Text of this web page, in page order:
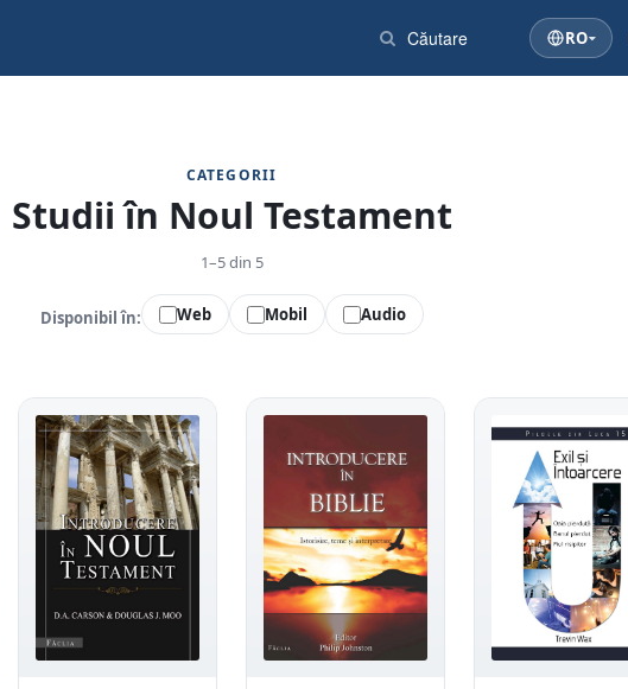
RO
CATEGORII
Studii în Noul Testament
1–5 din 5
Disponibil în: Web Mobil Audio